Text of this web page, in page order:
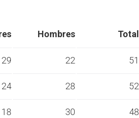
Hombres Total
29 22 51
24 28 52
18 30 48